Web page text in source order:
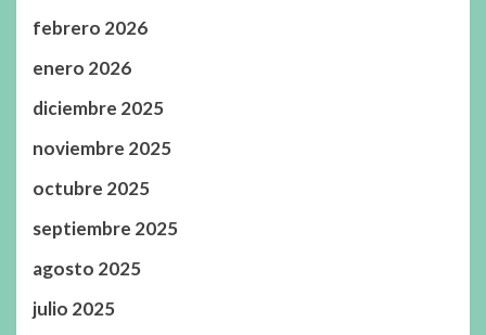
febrero 2026
enero 2026
diciembre 2025
noviembre 2025
octubre 2025
septiembre 2025
agosto 2025
julio 2025